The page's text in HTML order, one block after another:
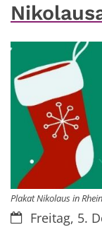
Plakat Nikolaus in
Datum:Freitag, 5.